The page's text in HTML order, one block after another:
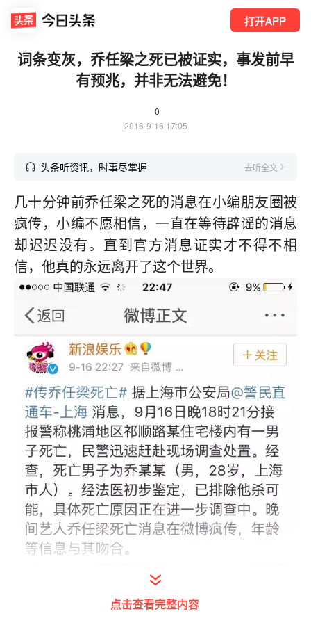
打开APP
词条变灰，乔任梁之死已被证实，事发前早
有预兆，并非无法避免！
0
2016-9-16 17:05
头条听资讯，时事尽掌握 去听全文
几十分钟前乔任梁之死的消息在小编朋友圈被
疯传，小编不愿相信，一直在等待辟谣的消息
却迟迟没有。直到官方消息证实才不得不相
信，他真的永远离开了这个世界。
点击查看完整内容